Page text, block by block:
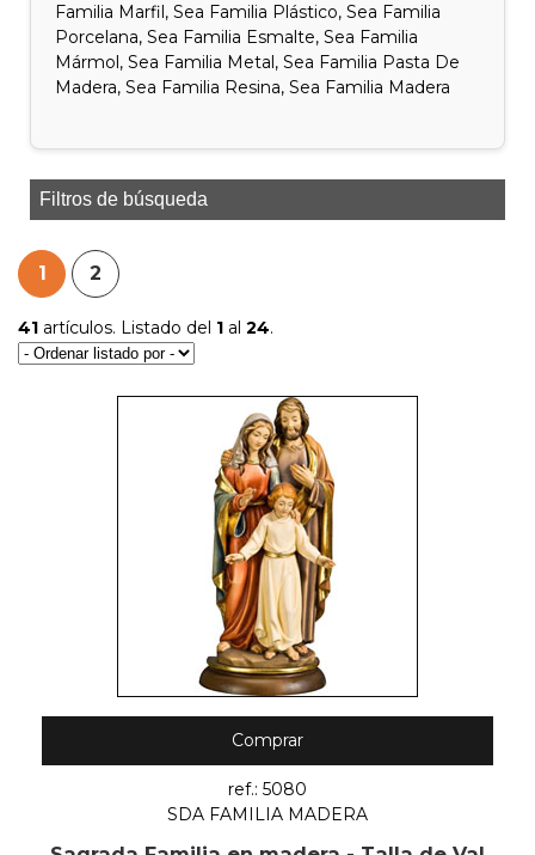
Familia Marfil, Sea Familia Plástico, Sea Familia
Porcelana, Sea Familia Esmalte, Sea Familia
Mármol, Sea Familia Metal, Sea Familia Pasta De
Madera, Sea Familia Resina, Sea Familia Madera
Filtros de búsqueda
1 2
41 artículos. Listado del 1 al 24.
Comprar
ref.: 5080
SDA FAMILIA MADERA